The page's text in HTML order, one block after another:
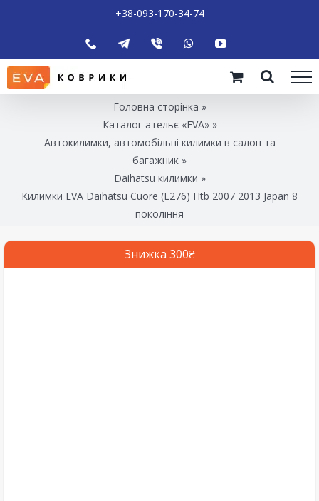
+38-093-170-34-74
Головна сторінка »
Каталог ательє «EVA»»
Автокилимки, автомобільні килимки в салон та
багажник »
Daihatsu килимки »
Килимки EVA Daihatsu Cuore (L276) Htb 2007 2013 Japan 8
покоління
Знижка 300₴